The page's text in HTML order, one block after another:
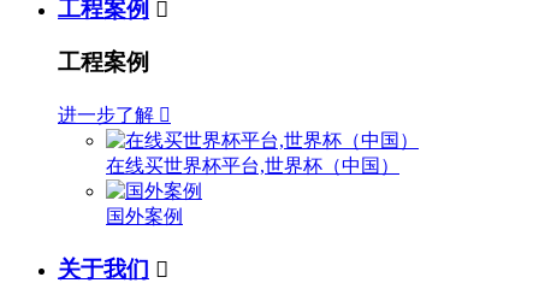
工程案例 
工程案例
进一步了解 
在线买世界杯平台,世界杯（中国）
国外案例
关于我们 